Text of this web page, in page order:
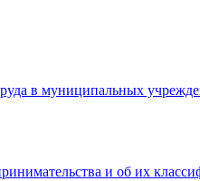
в муниципальных
и об их